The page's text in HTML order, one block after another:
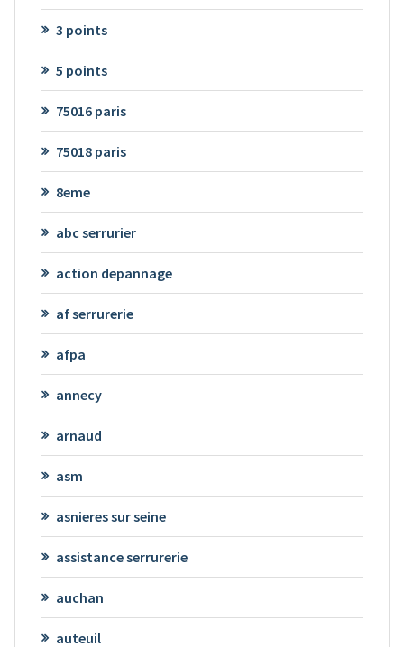
3 points
5 points
75016 paris
75018 paris
8eme
abc serrurier
action depannage
af serrurerie
afpa
annecy
arnaud
asm
asnieres sur seine
assistance serrurerie
auchan
auteuil